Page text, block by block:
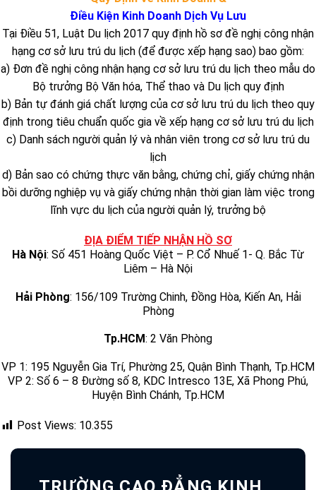
Điều Kiện Kinh Doanh Dịch Vụ Lưu
Tại Điều 51, Luật Du lịch 2017 quy định hồ sơ đề nghị công nhận
hạng cơ sở lưu trú du lịch (để được xếp hạng sao) bao gồm:
a) Đơn đề nghị công nhận hạng cơ sở lưu trú du lịch theo mẫu do
Bộ trưởng Bộ Văn hóa, Thể thao và Du lịch quy định
b) Bản tự đánh giá chất lượng của cơ sở lưu trú du lịch theo quy
định trong tiêu chuẩn quốc gia về xếp hạng cơ sở lưu trú du lịch
c) Danh sách người quản lý và nhân viên trong cơ sở lưu trú du
lịch
d) Bản sao có chứng thực văn bằng, chứng chỉ, giấy chứng nhận
bồi dưỡng nghiệp vụ và giấy chứng nhận thời gian làm việc trong
lĩnh vực du lịch của người quản lý, trưởng bộ
ĐỊA ĐIỂM TIẾP NHẬN HỒ SƠ
Hà Nội: Số 451 Hoàng Quốc Việt – P. Cổ Nhuế 1- Q. Bắc Từ
Liêm – Hà Nội
Hải Phòng: 156/109 Trường Chinh, Đồng Hòa, Kiến An, Hải
Phòng
Tp.HCM: 2 Văn Phòng
VP 1: 195 Nguyễn Gia Trí, Phường 25, Quận Bình Thạnh, Tp.HCM
VP 2: Số 6 – 8 Đường số 8, KDC Intresco 13E, Xã Phong Phú,
Huyện Bình Chánh, Tp.HCM
Post Views: 10.355